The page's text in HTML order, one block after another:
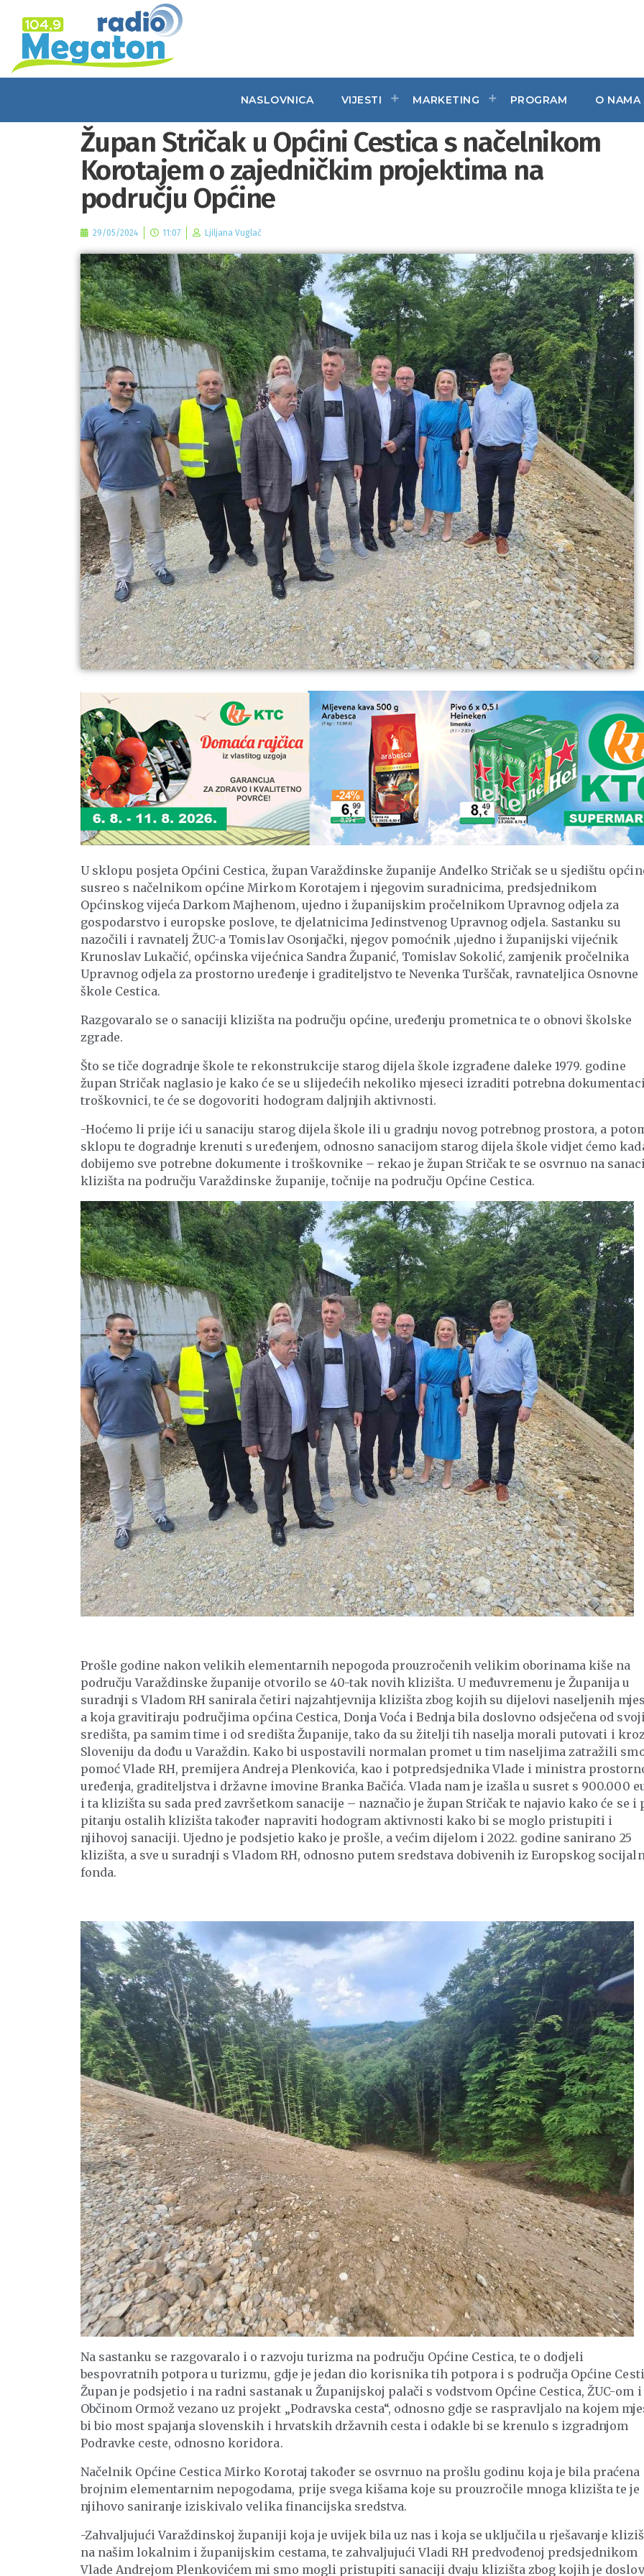
NASLOVNICA VIJESTI MARKETING PROGRAM O NAMA
Župan Stričak u Općini Cestica s načelnikom
Korotajem o zajedničkim projektima na
području Općine
29/05/2024 11:07 Ljiljana Vuglač
U sklopu posjeta Općini Cestica, župan Varaždinske županije Anđelko Stričak se u sjedištu
susreo s načelnikom općine Mirkom Korotajem i njegovim suradnicima, predsjednikom
Općinskog vijeća Darkom Majhenom, ujedno i županijskim pročelnikom Upravnog odjela za
gospodarstvo i europske poslove, te djelatnicima Jedinstvenog Upravnog odjela. Sastanku su
nazočili i ravnatelj ŽUC-a Tomislav Osonjački, njegov pomoćnik ,ujedno i županijski vijećnik
Krunoslav Lukačić, općinska vijećnica Sandra Županić, Tomislav Sokolić, zamjenik pročelnika
Upravnog odjela za prostorno uređenje i graditeljstvo te Nevenka Turščak, ravnateljica Osnovne
škole Cestica.
Razgovaralo se o sanaciji klizišta na području općine, uređenju prometnica te o obnovi školske
zgrade.
Što se tiče dogradnje škole te rekonstrukcije starog dijela škole izgrađene daleke 1979. godine
župan Stričak naglasio je kako će se u slijedećih nekoliko mjeseci izraditi potrebna
troškovnici, te će se dogovoriti hodogram daljnjih aktivnosti.
-Hoćemo li prije ići u sanaciju starog dijela škole ili u gradnju novog potrebnog prostora, a
sklopu te dogradnje krenuti s uređenjem, odnosno sanacijom starog dijela škole vidjet ćemo
dobijemo sve potrebne dokumente i troškovnike – rekao je župan Stričak te se osvrnuo na
klizišta na području Varaždinske županije, točnije na području Općine Cestica.
Prošle godine nakon velikih elementarnih nepogoda prouzročenih velikim oborinama kiše na
području Varaždinske županije otvorilo se 40-tak novih klizišta. U međuvremenu je Županija u
suradnji s Vladom RH sanirala četiri najzahtjevnija klizišta zbog kojih su dijelovi naseljenih
a koja gravitiraju područjima općina Cestica, Donja Voća i Bednja bila doslovno odsječena od
središta, pa samim time i od središta Županije, tako da su žitelji tih naselja morali putovati i
Sloveniju da dođu u Varaždin. Kako bi uspostavili normalan promet u tim naseljima zatražili
pomoć Vlade RH, premijera Andreja Plenkovića, kao i potpredsjednika Vlade i ministra
uređenja, graditeljstva i državne imovine Branka Bačića. Vlada nam je izašla u susret s 900.000
i ta klizišta su sada pred završetkom sanacije – naznačio je župan Stričak te najavio kako će se i
pitanju ostalih klizišta također napraviti hodogram aktivnosti kako bi se moglo pristupiti i
njihovoj sanaciji. Ujedno je podsjetio kako je prošle, a većim dijelom i 2022. godine sanirano 25
klizišta, a sve u suradnji s Vladom RH, odnosno putem sredstava dobivenih iz Europskog
fonda.
Na sastanku se razgovaralo i o razvoju turizma na području Općine Cestica, te o dodjeli
bespovratnih potpora u turizmu, gdje je jedan dio korisnika tih potpora i s područja Općine
Župan je podsjetio i na radni sastanak u Županijskoj palači s vodstvom Općine Cestica, ŽUC-om i
Občinom Ormož vezano uz projekt „Podravska cesta“, odnosno gdje se raspravljalo na kojem
bi bio most spajanja slovenskih i hrvatskih državnih cesta i odakle bi se krenulo s izgradnjom
Podravke ceste, odnosno koridora.
Načelnik Općine Cestica Mirko Korotaj također se osvrnuo na prošlu godinu koja je bila praćena
brojnim elementarnim nepogodama, prije svega kišama koje su prouzročile mnoga klizišta te je
njihovo saniranje iziskivalo velika financijska sredstva.
-Zahvaljujući Varaždinskoj županiji koja je uvijek bila uz nas i koja se uključila u rješavanje
na našim lokalnim i županijskim cestama, te zahvaljujući Vladi RH predvođenoj predsjednikom
Vlade Andrejom Plenkovićem mi smo mogli pristupiti sanaciji dvaju klizišta zbog kojih je